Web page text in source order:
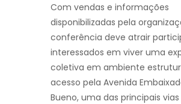
Com vendas e informações
disponibilizadas pela
conferência deve atrair
interessados em viver uma
coletiva em ambiente
acesso pela Avenida
Bueno, uma das principais